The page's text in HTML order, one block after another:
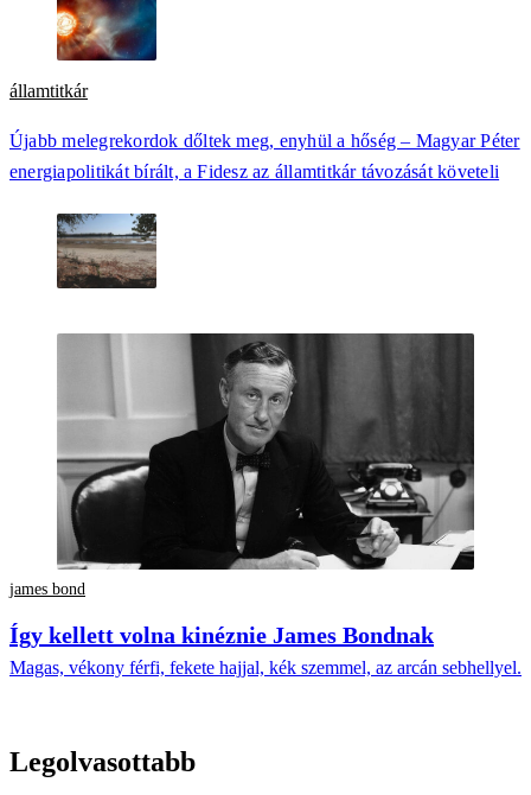
államtitkár
Újabb melegrekordok dőltek meg, enyhül a hőség – Magyar Péter
energiapolitikát bírált, a Fidesz az államtitkár távozását követeli
james bond
Így kellett volna kinéznie James Bondnak
Magas, vékony férfi, fekete hajjal, kék szemmel, az arcán sebhellyel.
Legolvasottabb